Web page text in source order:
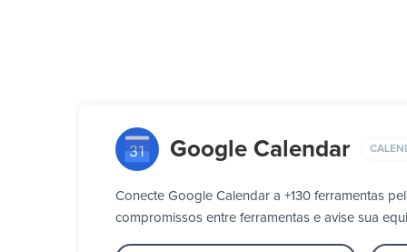
Google Calendar
Conecte Google Calendar a +130 ferramentas
compromissos entre ferramentas e avise sua